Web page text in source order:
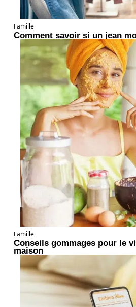
Famille
Comment savoir si un jean
Famille
Conseils gommages pour le
maison